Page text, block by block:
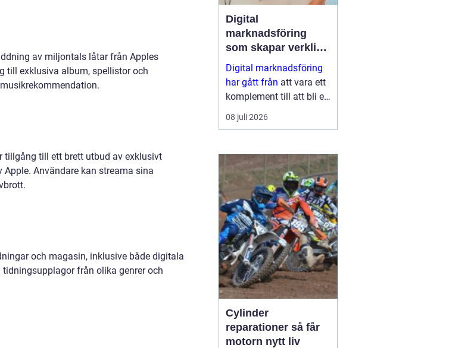
av miljontals låtar från Apples
till exklusiva album, spellistor och
tillgång till ett brett utbud av exklusivt
Användare kan streama sina
och magasin, inklusive både digitala
från olika genrer och
Digital
marknadsföring
som skapar verkliga
resultat
Digital marknadsföring
har gått från att vara ett
komplement till att bli en
central del i hur företag
växer, bygger förtroende
08 juli 2026
Cylinder
reparationer så får
motorn nytt liv